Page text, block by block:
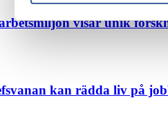
visar unik
kan rädda liv på